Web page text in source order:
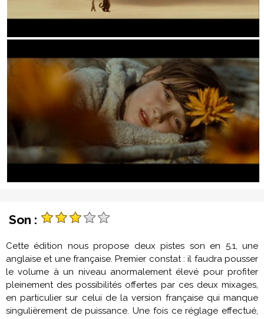
Son :
Cette édition nous propose deux pistes son en 5.1, une
anglaise et une française. Premier constat : il faudra pousser
le volume à un niveau anormalement élevé pour profiter
pleinement des possibilités offertes par ces deux mixages,
en particulier sur celui de la version française qui manque
singulièrement de puissance. Une fois ce réglage effectué,